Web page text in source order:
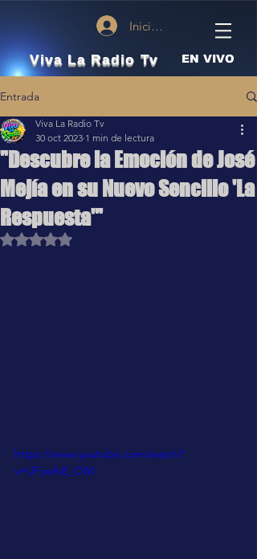
Iniciar sesión
Viva La Radio Tv EN VIVO
Entrada
"Descubre la Emoción de José
Mejía en su Nuevo Sencillo 'La
Respuesta'"
Viva La Radio Tv
30 oct 2023 1 min de lectura
Obtuvo NaN de 5 estrellas.
https://www.youtube.com/watch?
v=UFywfv8_CWI